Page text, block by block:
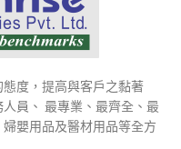
度，提高與客戶之黏著
員、 最專業、最齊全、最
嬰用品及醫材用品等全方